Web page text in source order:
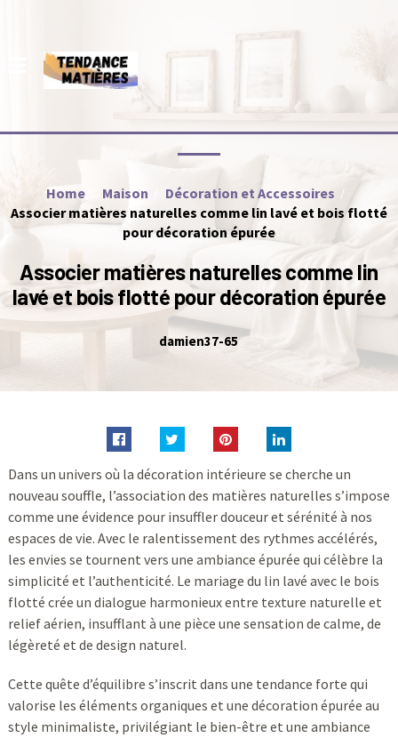
Home Maison
Décoration et Accessoires
Associer matières naturelles comme lin lavé et bois flotté
pour décoration épurée
Associer matières naturelles comme lin
lavé et bois flotté pour décoration épurée
damien37-65
Dans un univers où la décoration intérieure se cherche un
nouveau souffle, l’association des matières naturelles s’impose
comme une évidence pour insuffler douceur et sérénité à nos
espaces de vie. Avec le ralentissement des rythmes accélérés,
les envies se tournent vers une ambiance épurée qui célèbre la
simplicité et l’authenticité. Le mariage du lin lavé avec le bois
flotté crée un dialogue harmonieux entre texture naturelle et
relief aérien, insufflant à une pièce une sensation de calme, de
légèreté et de design naturel.
Cette quête d’équilibre s’inscrit dans une tendance forte qui
valorise les éléments organiques et une décoration épurée au
style minimaliste, privilégiant le bien-être et une ambiance